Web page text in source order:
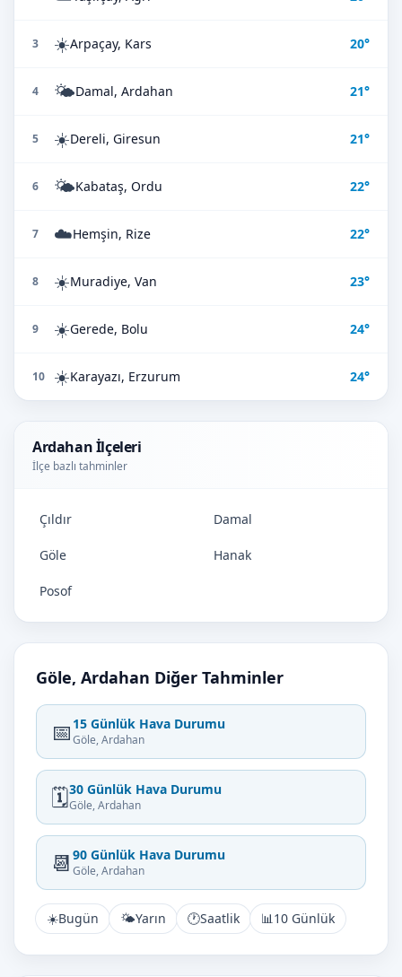
3 ☀️Arpaçay, Kars 20°
4 🌤️Damal, Ardahan 21°
5 ☀️Dereli, Giresun 21°
6 🌤️Kabataş, Ordu 22°
7 ☁️Hemşin, Rize 22°
8 ☀️Muradiye, Van 23°
9 ☀️Gerede, Bolu 24°
10 ☀️Karayazı, Erzurum 24°
Ardahan İlçeleri
İlçe bazlı tahminler
Çıldır Damal
Göle Hanak
Posof
Göle, Ardahan Diğer Tahminler
📅 15 Günlük Hava Durumu
Göle, Ardahan
🗓️30 Günlük Hava Durumu
Göle, Ardahan
📆 90 Günlük Hava Durumu
Göle, Ardahan
☀️Bugün 🌤️Yarın 🕐Saatlik 📊10 Günlük